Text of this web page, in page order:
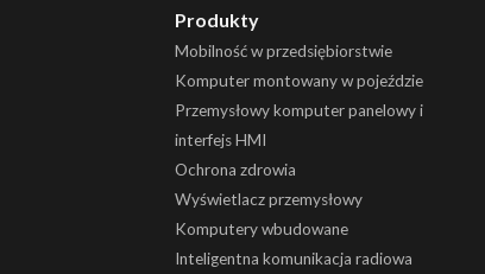
Produkty
Mobilność w przedsiębiorstwie
Komputer montowany w pojeździe
Przemysłowy komputer panelowy i
interfejs HMI
Ochrona zdrowia
Wyświetlacz przemysłowy
Komputery wbudowane
Inteligentna komunikacja radiowa